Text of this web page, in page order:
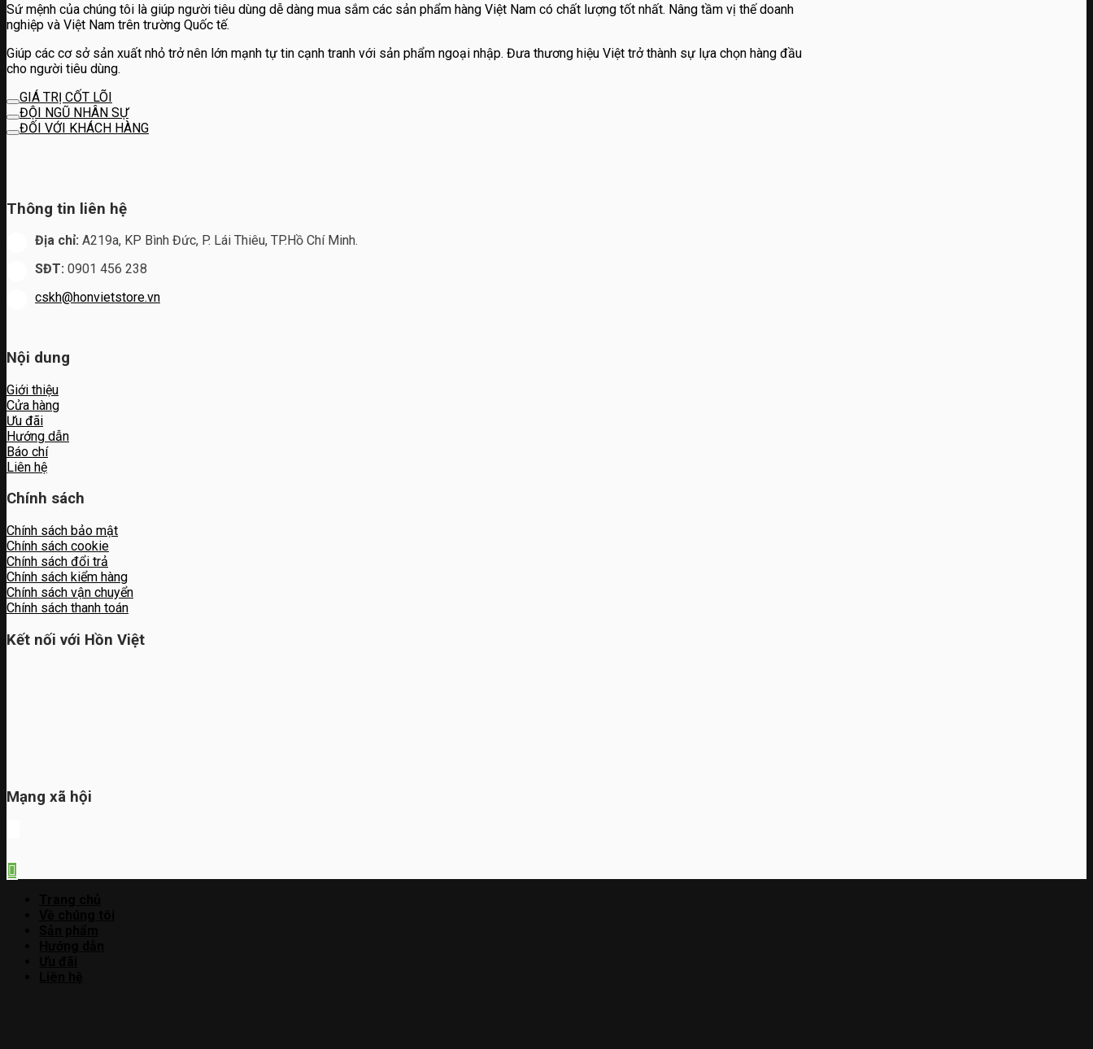
Sứ mệnh của chúng tôi là giúp người tiêu dùng dễ dàng mua sắm các sản phẩm hàng Việt Nam có chất lượng tốt nhất. Nâng tầm vị thế doanh
nghiệp và Việt Nam trên trường Quốc tế.
Giúp các cơ sở sản xuất nhỏ trở nên lớn mạnh tự tin cạnh tranh với sản phẩm ngoại nhập. Đưa thương hiệu Việt trở thành sự lựa chọn hàng đầu
cho người tiêu dùng.
GIÁ TRỊ CỐT LÕI
ĐỘI NGŨ NHÂN SỰ
ĐỐI VỚI KHÁCH HÀNG
Thông tin liên hệ
Địa chỉ: A219a, KP Bình Đức, P. Lái Thiêu, TP.Hồ Chí Minh.
SĐT: 0901 456 238
cskh@honvietstore.vn
Nội dung
Giới thiệu
Cửa hàng
Ưu đãi
Hướng dẫn
Báo chí
Liên hệ
Chính sách
Chính sách bảo mật
Chính sách cookie
Chính sách đổi trả
Chính sách kiểm hàng
Chính sách vận chuyển
Chính sách thanh toán
Kết nối với Hồn Việt
Mạng xã hội